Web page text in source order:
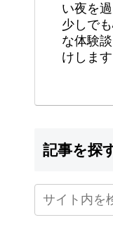
い夜を
少しで
な体験
けします
記事を探